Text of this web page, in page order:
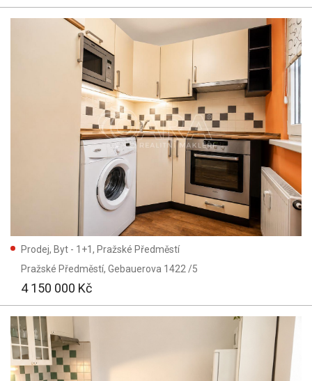
Prodej, Byt - 1+1, Pražské Předměstí
Pražské Předměstí, Gebauerova 1422 /5
4 150 000 Kč